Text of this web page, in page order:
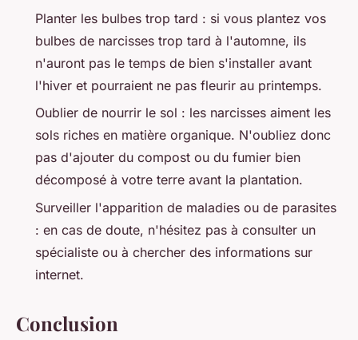
Planter les bulbes trop tard : si vous plantez vos
bulbes de narcisses trop tard à l'automne, ils
n'auront pas le temps de bien s'installer avant
l'hiver et pourraient ne pas fleurir au printemps.
Oublier de nourrir le sol : les narcisses aiment les
sols riches en matière organique. N'oubliez donc
pas d'ajouter du compost ou du fumier bien
décomposé à votre terre avant la plantation.
Surveiller l'apparition de maladies ou de parasites
: en cas de doute, n'hésitez pas à consulter un
spécialiste ou à chercher des informations sur
internet.
Conclusion